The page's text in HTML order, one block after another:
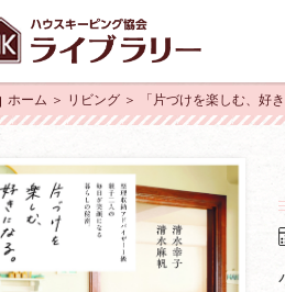
ホーム ＞ リビング ＞ 「片づけを楽しむ、好